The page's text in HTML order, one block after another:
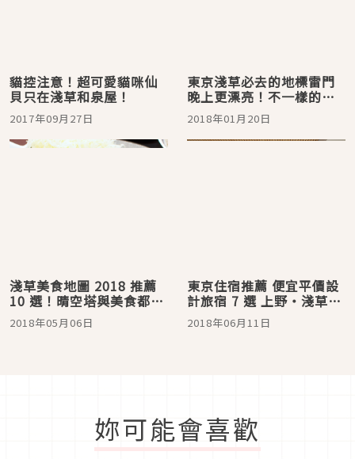
貓控注意！超可愛貓咪仙
貝只在淺草和泉屋！
2017年09月27日
東京淺草必去的地標雷門
晚上更漂亮！不一樣的感
覺等你來
2018年01月20日
淺草美食地圖 2018 推薦
10 選！晴空塔與美食都不
能錯過唷！
2018年05月06日
東京住宿推薦 便宜平價設
計旅宿 7 選 上野・淺草・
藏前篇
2018年06月11日
妳可能會喜歡